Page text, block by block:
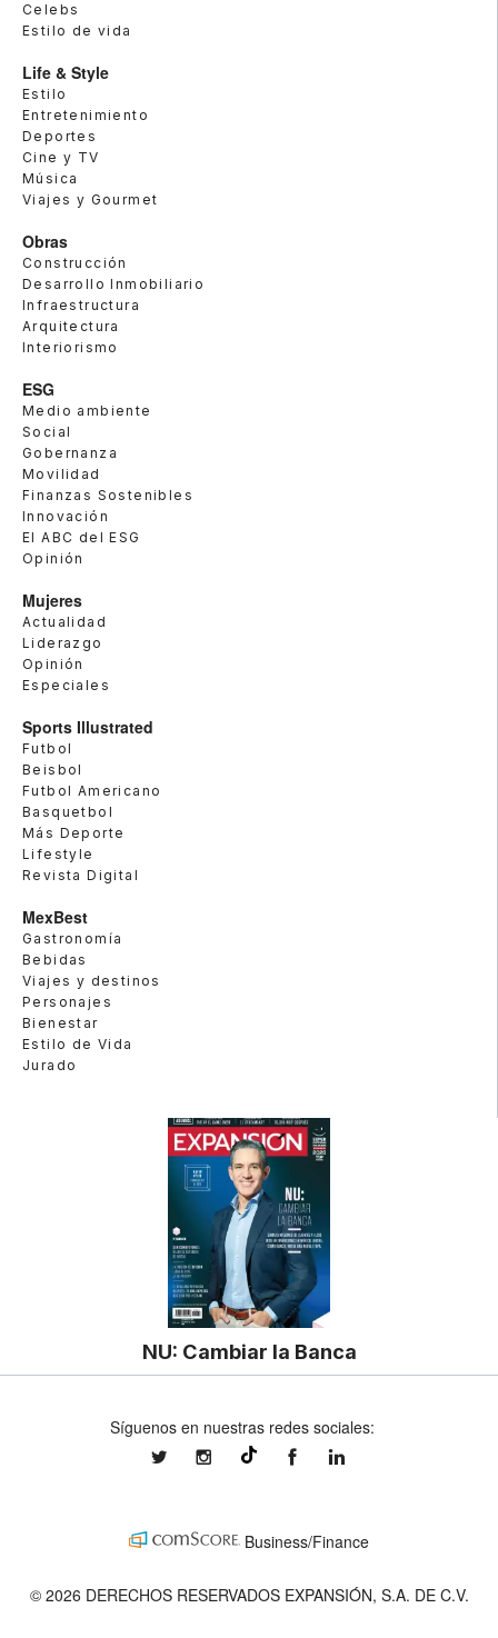
Celebs
Estilo de vida
Life & Style
Estilo
Entretenimiento
Deportes
Cine y TV
Música
Viajes y Gourmet
Obras
Construcción
Desarrollo Inmobiliario
Infraestructura
Arquitectura
Interiorismo
ESG
Medio ambiente
Social
Gobernanza
Movilidad
Finanzas Sostenibles
Innovación
El ABC del ESG
Opinión
Mujeres
Actualidad
Liderazgo
Opinión
Especiales
Sports Illustrated
Futbol
Beisbol
Futbol Americano
Basquetbol
Más Deporte
Lifestyle
Revista Digital
MexBest
Gastronomía
Bebidas
Viajes y destinos
Personajes
Bienestar
Estilo de Vida
Jurado
NU: Cambiar la Banca
Síguenos en nuestras redes sociales:
expansionmxexpansionmx ExpansionMex
Business/Finance
© 2026 DERECHOS RESERVADOS EXPANSIÓN, S.A. DE C.V.